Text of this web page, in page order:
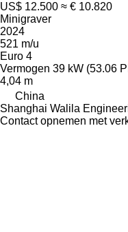
US$ 12.500 ≈ € 10.820
Minigraver
2024
521 m/u
Euro 4
Vermogen 39 kW (53.06
4,04 m
China
Shanghai Walila
Contact opnemen met